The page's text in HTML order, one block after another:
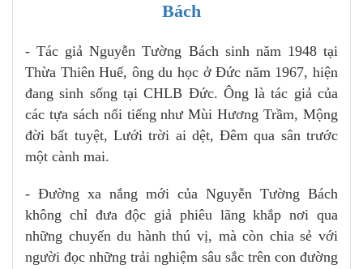
Bách
- Tác giả Nguyễn Tường Bách sinh năm 1948 tại
Thừa Thiên Huế, ông du học ở Đức năm 1967, hiện
đang sinh sống tại CHLB Đức. Ông là tác giả của
các tựa sách nổi tiếng như Mùi Hương Trầm, Mộng
đời bất tuyệt, Lưới trời ai dệt, Đêm qua sân trước
một cành mai.
- Đường xa nắng mới của Nguyễn Tường Bách
không chỉ đưa độc giả phiêu lãng khắp nơi qua
những chuyến du hành thú vị, mà còn chia sẻ với
người đọc những trải nghiệm sâu sắc trên con đường